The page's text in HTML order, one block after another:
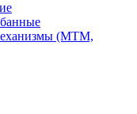
(МТМ,